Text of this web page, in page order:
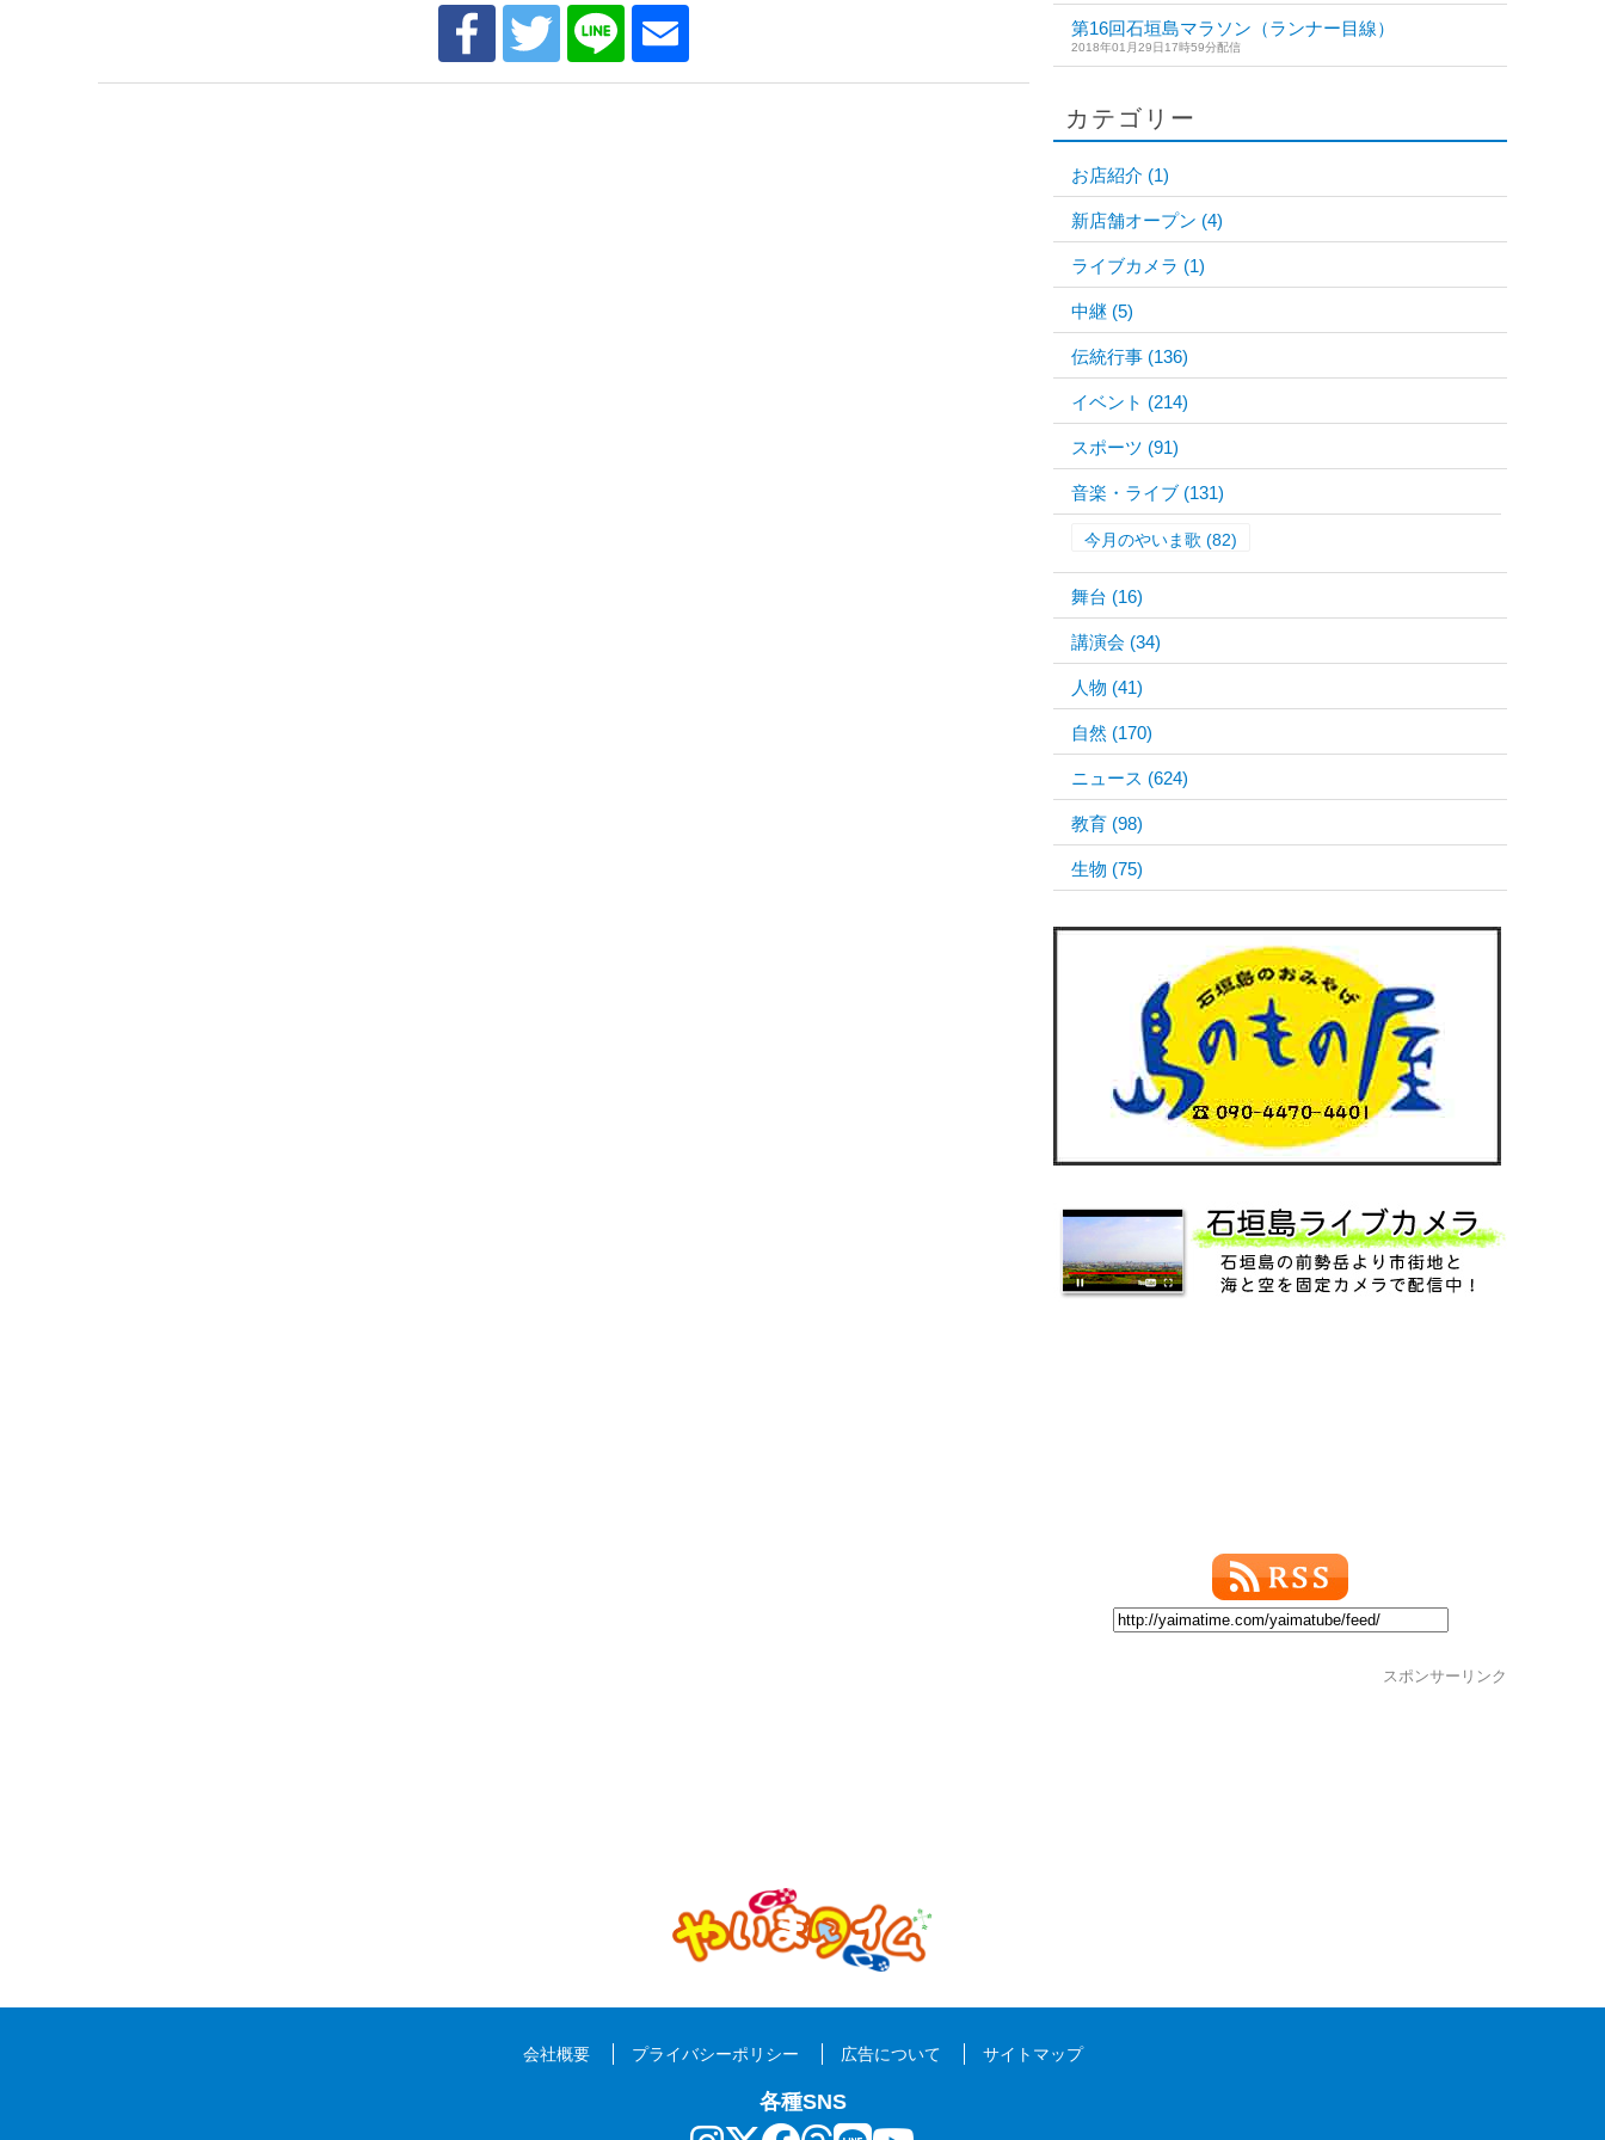
第16回石垣島マラソン（ランナー目線）
2018年01月29日17時59分配信
カテゴリー
お店紹介 (1)
新店舗オープン (4)
ライブカメラ (1)
中継 (5)
伝統行事 (136)
イベント (214)
スポーツ (91)
音楽・ライブ (131)
今月のやいま歌 (82)
舞台 (16)
講演会 (34)
人物 (41)
自然 (170)
ニュース (624)
教育 (98)
生物 (75)
スポンサーリンク
会社概要 プライバシーポリシー 広告について サイトマップ
各種SNS